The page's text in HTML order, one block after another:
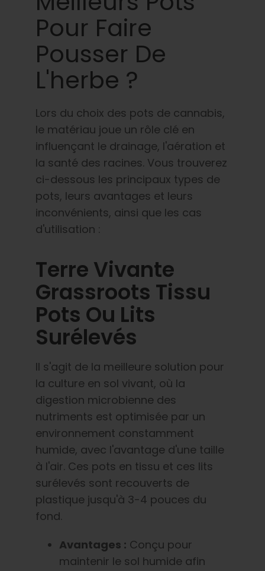
Pour Faire
Pousser De
L'herbe ?
Lors du choix des pots de cannabis,
le matériau joue un rôle clé en
influençant le drainage, l'aération et
la santé des racines. Vous trouverez
ci-dessous les principaux types de
pots, leurs avantages et leurs
inconvénients, ainsi que les cas
d'utilisation :
Terre Vivante
Grassroots Tissu
Pots Ou Lits
Surélevés
Il s'agit de la meilleure solution pour
la culture en sol vivant, où la
digestion microbienne des
nutriments est optimisée par un
environnement constamment
humide, avec l'avantage d'une taille
à l'air. Ces pots en tissu et ces lits
surélevés sont recouverts de
plastique jusqu'à 3-4 pouces du
fond.
Avantages : Conçu pour
maintenir le sol humide afin